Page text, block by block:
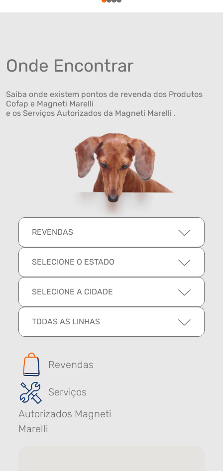
1234
Onde Encontrar
Saiba onde existem pontos de revenda dos Produtos
Cofap e Magneti Marelli
e os Serviços Autorizados da Magneti Marelli .
REVENDAS
SELECIONE O ESTADO
SELECIONE A CIDADE
TODAS AS LINHAS
Revendas
Serviços
Autorizados Magneti
Marelli